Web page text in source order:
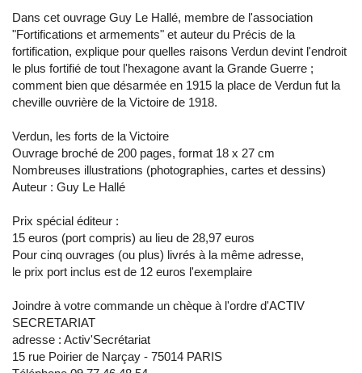
Dans cet ouvrage Guy Le Hallé, membre de l'association
"Fortifications et armements" et auteur du Précis de la
fortification, explique pour quelles raisons Verdun devint l'endroit
le plus fortifié de tout l'hexagone avant la Grande Guerre ;
comment bien que désarmée en 1915 la place de Verdun fut la
cheville ouvrière de la Victoire de 1918.
Verdun, les forts de la Victoire
Ouvrage broché de 200 pages, format 18 x 27 cm
Nombreuses illustrations (photographies, cartes et dessins)
Auteur : Guy Le Hallé
Prix spécial éditeur :
15 euros (port compris) au lieu de 28,97 euros
Pour cinq ouvrages (ou plus) livrés à la même adresse,
le prix port inclus est de 12 euros l'exemplaire
Joindre à votre commande un chèque à l'ordre d'ACTIV
SECRETARIAT
adresse : Activ'Secrétariat
15 rue Poirier de Narçay - 75014 PARIS